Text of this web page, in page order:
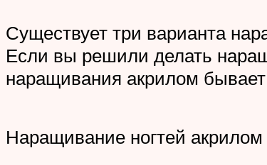
Существует три варианта
Если вы решили делать
наращивания акрилом
Наращивание ногтей акрилом